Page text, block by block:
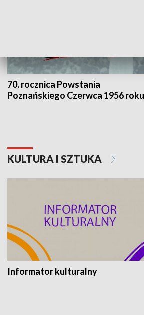
70. rocznica Powstania
Poznańskiego Czerwca 1956 roku
KULTURA I SZTUKA
Informator kulturalny